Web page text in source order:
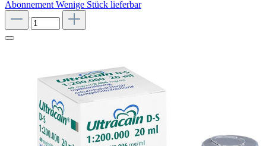
Abonnement Wenige Stück lieferbar